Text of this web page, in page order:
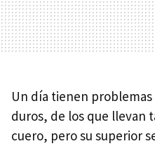
Un día tienen
duros, de los que llevan
cuero, pero su superior